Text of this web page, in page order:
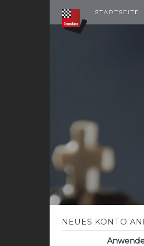
STARTSEITE
NEUES KONTO